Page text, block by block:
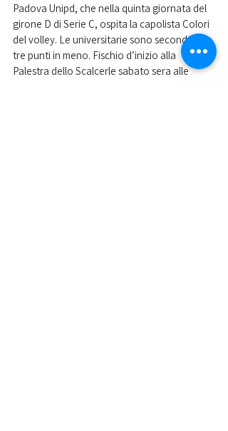
Padova Unipd, che nella quinta giornata del
girone D di Serie C, ospita la capolista Colori
del volley. Le universitarie sono seconde con
tre punti in meno. Fischio d’inizio alla
Palestra dello Scalcerle sabato sera alle